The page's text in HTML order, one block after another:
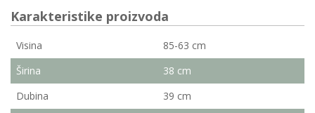
Karakteristike proizvoda
Visina
85-63 cm
Širina
38 cm
Dubina
39 cm